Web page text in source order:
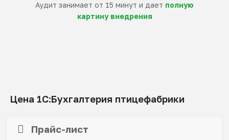
Аудит занимает от 15 минут и дает полную
картину внедрения
Цена 1С:Бухгалтерия птицефабрики
Прайс-лист